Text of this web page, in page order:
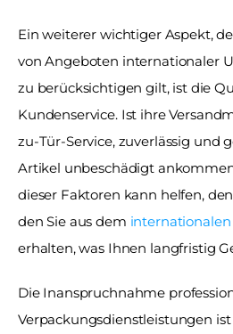
Ein weiterer wichtiger Aspekt,
von Angeboten internationaler
zu berücksichtigen gilt, ist die
Kundenservice. Ist ihre
zu-Tür-Service, zuverlässig und
Artikel unbeschädigt
dieser Faktoren kann helfen,
den Sie aus dem
erhalten, was Ihnen langfristig
Die Inanspruchnahme
Verpackungsdienstleistungen